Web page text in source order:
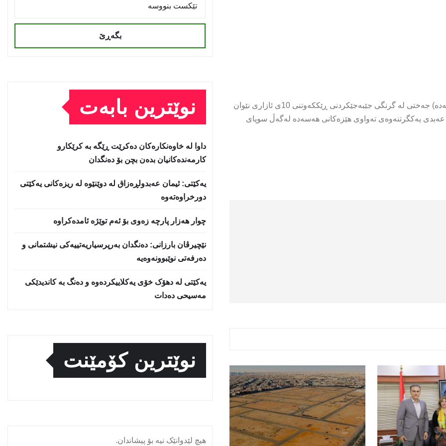
ئەندامێكی کۆنسەی هاوسەرۆکایەتیی پارتی یەکێتیی دیموکراسی (پەیەدە) جەختی لە گرنگی جێبەجێکردنی ڕێککەوتنی 10ی ئازاری نێوان
یەکگرتنەوەی تەواوی هێزەکانی هەسەدە لەگەڵ سوپای
بگەڕێ
نوێترین بابەت
داوا لە خاوەنکارەکان دەکرێت ڕێگە بە کرێکارو
کارمەندەکانیان بدەن بچن بۆ دەنگدان
یه‌كێتی: ئیمان عه‌بدولڕه‌زاق له‌ دوێنێوه‌ له‌ ریزه‌كانی یه‌كێتی
دورخراوه‌ته‌وه‌
چوار هەزار پارچە زەوی بۆ ئەم توێژە ئامدەکراوە
نێچيرڤان بارزانى: دەنگدان بەرپرسیاريه‌تییەکی نیشتمانى و
دەرفەتی نوێبوونەوەیە
یەکێتی لە دهۆک خۆی یەکلاییکردەوە و دەنگ بە کاندیدێکی
مەسیحی دەدات
نوێترین کۆمێنت
هیچ لێدوانێک نیە بۆ پیشاندان.